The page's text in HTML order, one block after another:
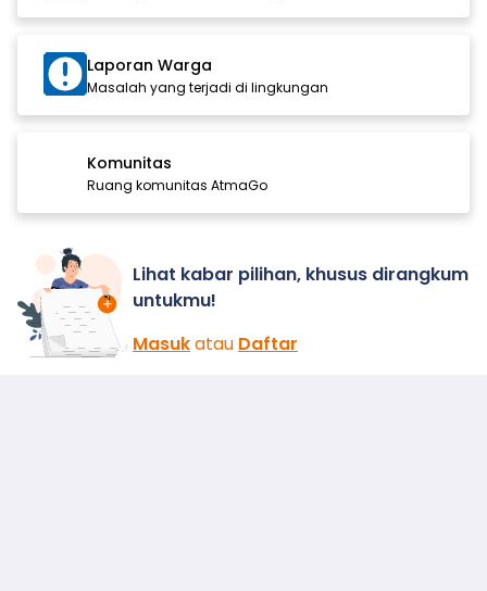
Laporan Warga
Masalah yang terjadi di lingkungan
Komunitas
Ruang komunitas AtmaGo
Lihat kabar pilihan, khusus dirangkum
untukmu!
Masukatau Daftar